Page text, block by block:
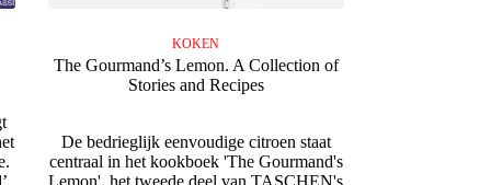
KOKEN
The Gourmand’s Lemon. A Collection of
Stories and Recipes
De bedrieglijk eenvoudige citroen staat
centraal in het kookboek 'The Gourmand's